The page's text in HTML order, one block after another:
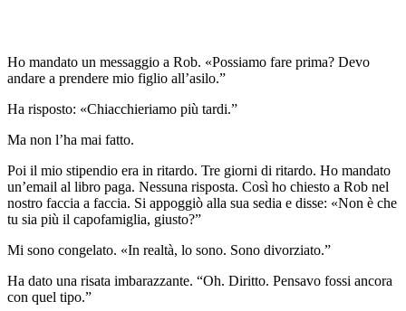
Ho mandato un messaggio a Rob. «Possiamo fare prima? Devo
andare a prendere mio figlio all’asilo.”
Ha risposto: «Chiacchieriamo più tardi.”
Ma non l’ha mai fatto.
Poi il mio stipendio era in ritardo. Tre giorni di ritardo. Ho mandato
un’email al libro paga. Nessuna risposta. Così ho chiesto a Rob nel
nostro faccia a faccia. Si appoggiò alla sua sedia e disse: «Non è che
tu sia più il capofamiglia, giusto?”
Mi sono congelato. «In realtà, lo sono. Sono divorziato.”
Ha dato una risata imbarazzante. “Oh. Diritto. Pensavo fossi ancora
con quel tipo.”